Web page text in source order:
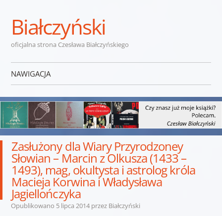
Białczyński
oficjalna strona Czesława Białczyńskiego
NAWIGACJA
Zasłużony dla Wiary Przyrodzoney
Słowian – Marcin z Olkusza (1433 –
1493), mag, okultysta i astrolog króla
Macieja Korwina i Władysława
Jagiellończyka
Opublikowano 5 lipca 2014przez Białczyński